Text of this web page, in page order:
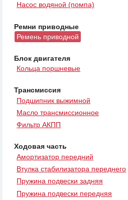
Насос водяной (помпа)
Ремни приводные
Ремень приводной
Блок двигателя
Кольца поршневые
Трансмиссия
Подшипник выжимной
Масло трансмиссионное
Фильтр АКПП
Ходовая часть
Амортизатор передний
Втулка стабилизатора переднего
Пружина подвески задняя
Пружина подвески передняя